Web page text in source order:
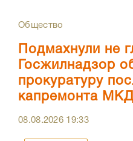
Общество
Подмахнули не
Госжилнадзор
прокуратуру
капремонта
08.08.2026 19:33